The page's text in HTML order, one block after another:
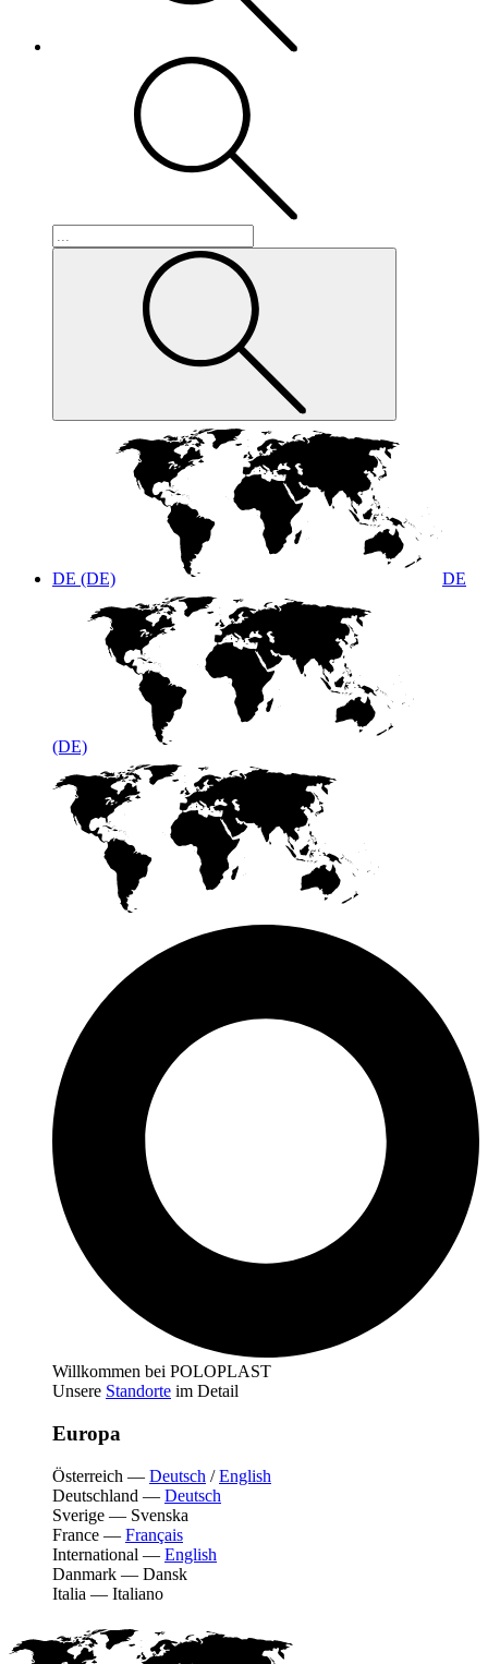
DE (DE) DE
(DE)
Willkommen bei POLOPLAST
Unsere Standorte im Detail
Europa
Österreich — Deutsch /English
Deutschland — Deutsch
Sverige — Svenska
France — Français
International — English
Danmark — Dansk
Italia — Italiano